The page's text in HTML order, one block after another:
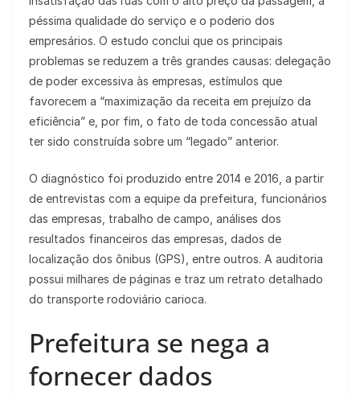
péssima qualidade do serviço e o poderio dos
empresários. O estudo conclui que os principais
problemas se reduzem a três grandes causas: delegação
de poder excessiva às empresas, estímulos que
favorecem a “maximização da receita em prejuízo da
eficiência” e, por fim, o fato de toda concessão atual
ter sido construída sobre um “legado” anterior.
O diagnóstico foi produzido entre 2014 e 2016, a partir
de entrevistas com a equipe da prefeitura, funcionários
das empresas, trabalho de campo, análises dos
resultados financeiros das empresas, dados de
localização dos ônibus (GPS), entre outros. A auditoria
possui milhares de páginas e traz um retrato detalhado
do transporte rodoviário carioca.
Prefeitura se nega a
fornecer dados